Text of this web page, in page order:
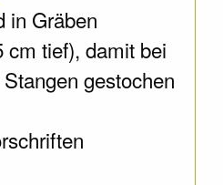
in Gräben
cm tief), damit bei
gestochen